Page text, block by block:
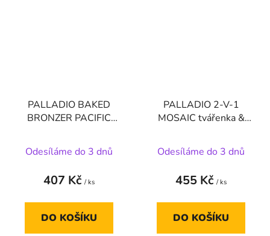
PALLADIO BAKED
BRONZER PACIFIC
Odesíláme do 3 dnů
407 Kč / ks
DO KOŠÍKU
PALLADIO 2-V-1
MOSAIC tvářenka &
SLUNEČNÍ POLIBEK
Odesíláme do 3 dnů
455 Kč / ks
DO KOŠÍKU